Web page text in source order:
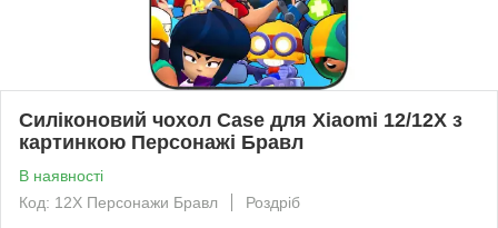
Силіконовий чохол Case для Xiaomi 12/12X з
картинкою Персонажі Бравл
В наявності
Код: 12X Персонажи Бравл
Роздріб